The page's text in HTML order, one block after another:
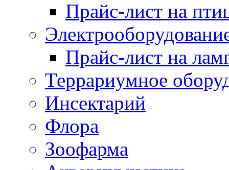
Прайс-лист на
Прайс-лист на
Террариумное
Инсектарий
Флора
Зоофарма